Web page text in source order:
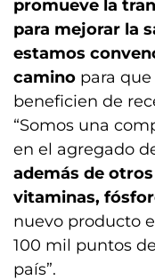
promueve la
para mejorar la
estamos
camino para
beneficien de
“Somos una
en el agregado
además de
vitaminas,
nuevo producto
100 mil puntos
país”.